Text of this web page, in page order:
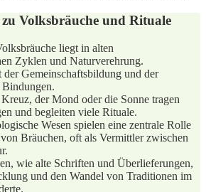
Volksbräuche und Rituale
liegt in alten⁣
Zyklen und Naturverehrung.
Gemeinschaftsbildung und der
Bindungen.
der Mond ⁢oder die Sonne⁤ tragen
‍und‍ begleiten viele Rituale.
Wesen spielen eine zentrale ‌Rolle⁢
Bräuchen, oft ⁢als Vermittler zwischen
wie alte⁢ Schriften und Überlieferungen,
⁤und ‌den Wandel von Traditionen im